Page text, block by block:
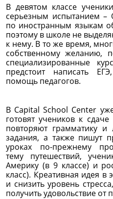
В девятом классе
серьезным испытанием –
по иностранным языкам
поэтому в школе не
к нему. В то же время,
собственному желанию,
специализированные
предстоит написать
помощь педагогов.
В Capital School Center
готовят учеников к
повторяют грамматику и
задания, а также пишут
уроках по-прежнему
тему путешествий,
Америку (в 9 классе) и
класс). Креативная идея
и снизить уровень
получить удовольствие от